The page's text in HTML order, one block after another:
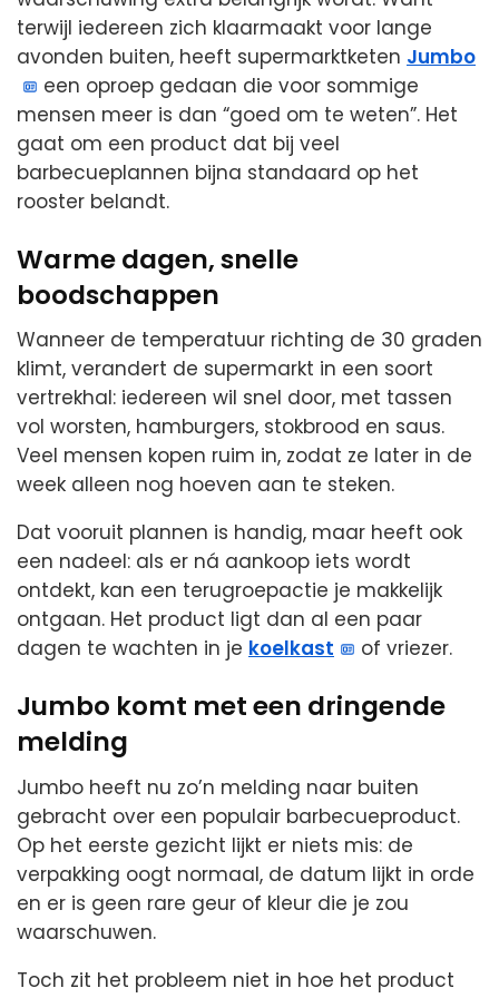
terwijl iedereen zich klaarmaakt voor lange
avonden buiten, heeft supermarktketen Jumbo
een oproep gedaan die voor sommige
mensen meer is dan “goed om te weten”. Het
gaat om een product dat bij veel
barbecueplannen bijna standaard op het
rooster belandt.
Warme dagen, snelle
boodschappen
Wanneer de temperatuur richting de 30 graden
klimt, verandert de supermarkt in een soort
vertrekhal: iedereen wil snel door, met tassen
vol worsten, hamburgers, stokbrood en saus.
Veel mensen kopen ruim in, zodat ze later in de
week alleen nog hoeven aan te steken.
Dat vooruit plannen is handig, maar heeft ook
een nadeel: als er ná aankoop iets wordt
ontdekt, kan een terugroepactie je makkelijk
ontgaan. Het product ligt dan al een paar
dagen te wachten in je koelkast of vriezer.
Jumbo komt met een dringende
melding
Jumbo heeft nu zo’n melding naar buiten
gebracht over een populair barbecueproduct.
Op het eerste gezicht lijkt er niets mis: de
verpakking oogt normaal, de datum lijkt in orde
en er is geen rare geur of kleur die je zou
waarschuwen.
Toch zit het probleem niet in hoe het product